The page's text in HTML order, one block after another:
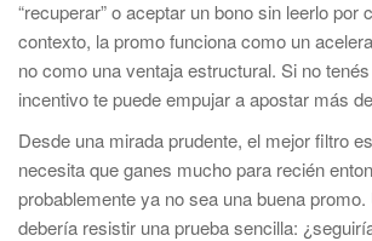
“recuperar” o aceptar un bono sin leerlo por
contexto, la promo funciona como un
no como una ventaja estructural. Si no
incentivo te puede empujar a apostar más
Desde una mirada prudente, el mejor filtro
necesita que ganes mucho para recién
probablemente ya no sea una buena promo.
debería resistir una prueba sencilla: